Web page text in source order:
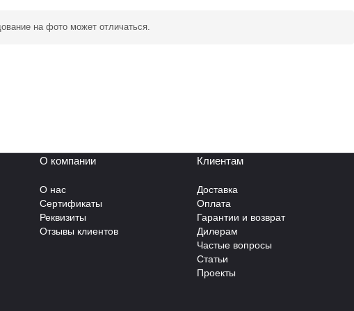
на фото может отличаться.
О компании
О нас
Сертификаты
Реквизиты
Отзывы клиентов
Клиентам
Доставка
Оплата
Гарантии и возврат
Дилерам
Частые вопросы
Статьи
Проекты